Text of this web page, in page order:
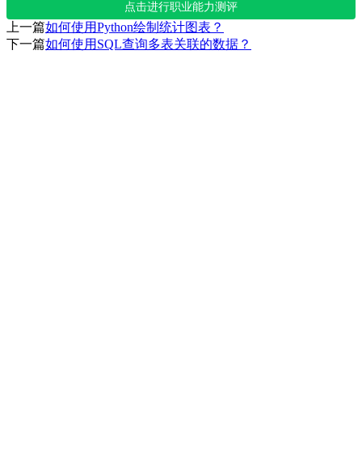
点击进行职业能力测评
上一篇如何使用Python绘制统计图表？
下一篇如何使用SQL查询多表关联的数据？